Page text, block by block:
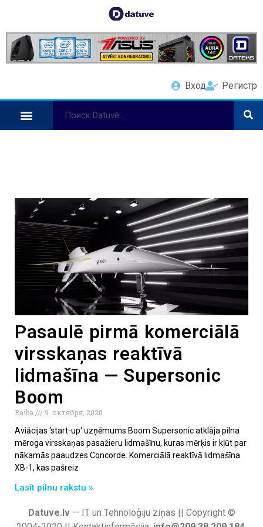
Вход Регистр
Pasaulē pirmā komerciālā
virsskaņas reaktīvā
lidmašīna — Supersonic
Boom
Baiba
9. октября, 2020
Aviācijas ‘start-up‘ uzņēmums Boom Supersonic atklāja pilna
mēroga virsskaņas pasažieru lidmašīnu, kuras mērķis ir kļūt par
nākamās paaudzes Concorde. Komerciālā reaktīvā lidmašīna
XB-1, kas pašreiz
Lasīt pilnu rakstu »
Datuve.lv— IT un Tehnoloģiju ziņas || Copyright ©